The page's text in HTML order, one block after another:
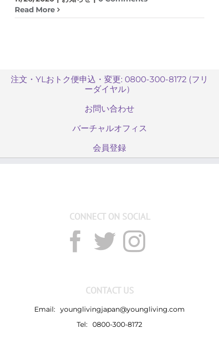
Read More
注文・YLおトク便申込・変更: 0800-300-8172 (フリ
ーダイヤル）
お問い合わせ
バーチャルオフィス
会員登録
CONNECT ON SOCIAL
CONTACT US
Email: younglivingjapan@youngliving.com
Tel: 0800-300-8172